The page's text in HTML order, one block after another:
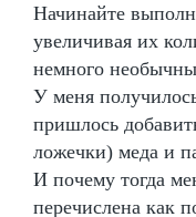
Начинайте
увеличивая их
немного
У меня
пришлось
ложечки) меда и
И почему тогда
перечислена как